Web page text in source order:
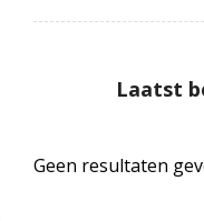
Laatst
Geen resultaten